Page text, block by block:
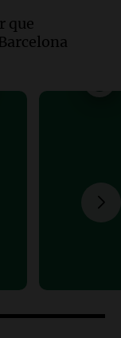
de carne y
que